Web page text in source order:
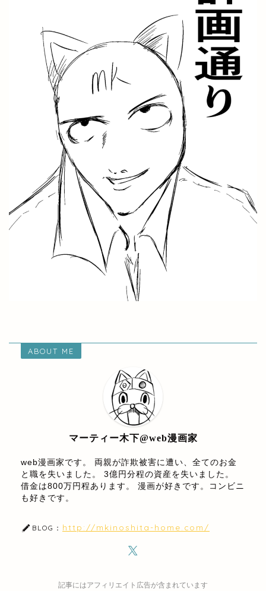
ABOUT ME
マーティー木下@web漫画家
web漫画家です。 両親が詐欺被害に遭い、全てのお金
と職を失いました。 3億円分程の資産を失いました。
借金は800万円程あります。 漫画が好きです。コンビニ
も好きです。
BLOG： http://mkinoshita-home.com/
記事にはアフィリエイト広告が含まれています